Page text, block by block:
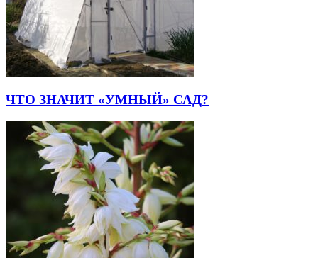
ЧТО ЗНАЧИТ «УМНЫЙ» САД?